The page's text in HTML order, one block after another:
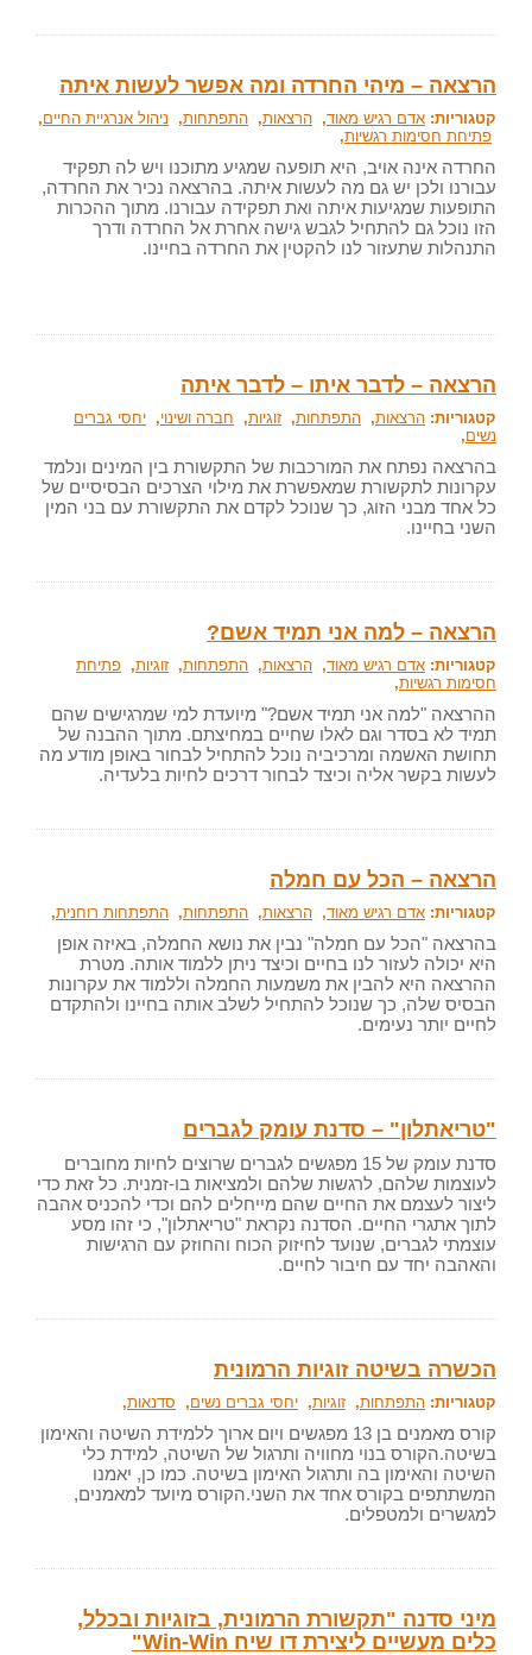
הרצאה – מיהי החרדה ומה אפשר לעשות איתה
קטגוריות: אדם רגיש מאוד, הרצאות, התפתחות, ניהול אנרגיית החיים,
פתיחת חסימות רגשיות,
החרדה אינה אויב, היא תופעה שמגיע מתוכנו ויש לה תפקיד
עבורנו ולכן יש גם מה לעשות איתה. בהרצאה נכיר את החרדה,
התופעות שמגיעות איתה ואת תפקידה עבורנו. מתוך ההכרות
הזו נוכל גם להתחיל לגבש גישה אחרת אל החרדה ודרך
התנהלות שתעזור לנו להקטין את החרדה בחיינו.
הרצאה – לדבר איתו – לדבר איתה
קטגוריות: הרצאות, התפתחות, זוגיות, חברה ושינוי, יחסי גברים
נשים,
בהרצאה נפתח את המורכבות של התקשורת בין המינים ונלמד
עקרונות לתקשורת שמאפשרת את מילוי הצרכים הבסיסיים של
כל אחד מבני הזוג, כך שנוכל לקדם את התקשורת עם בני המין
השני בחיינו.
הרצאה – למה אני תמיד אשם?
קטגוריות: אדם רגיש מאוד, הרצאות, התפתחות, זוגיות, פתיחת
חסימות רגשיות,
ההרצאה "למה אני תמיד אשם?" מיועדת למי שמרגישים שהם
תמיד לא בסדר וגם לאלו שחיים במחיצתם. מתוך ההבנה של
תחושת האשמה ומרכיביה נוכל להתחיל לבחור באופן מודע מה
לעשות בקשר אליה וכיצד לבחור דרכים לחיות בלעדיה.
הרצאה – הכל עם חמלה
קטגוריות: אדם רגיש מאוד, הרצאות, התפתחות, התפתחות רוחנית,
בהרצאה "הכל עם חמלה" נבין את נושא החמלה, באיזה אופן
היא יכולה לעזור לנו בחיים וכיצד ניתן ללמוד אותה. מטרת
ההרצאה היא להבין את משמעות החמלה וללמוד את עקרונות
הבסיס שלה, כך שנוכל להתחיל לשלב אותה בחיינו ולהתקדם
לחיים יותר נעימים.
"טריאתלון" – סדנת עומק לגברים
סדנת עומק של 15 מפגשים לגברים שרוצים לחיות מחוברים
לעוצמות שלהם, לרגשות שלהם ולמציאות בו-זמנית. כל זאת כדי
ליצור לעצמם את החיים שהם מייחלים להם וכדי להכניס אהבה
לתוך אתגרי החיים. הסדנה נקראת "טריאתלון", כי זהו מסע
עוצמתי לגברים, שנועד לחיזוק הכוח והחוזק עם הרגישות
והאהבה יחד עם חיבור לחיים.
הכשרה בשיטה זוגיות הרמונית
קטגוריות: התפתחות, זוגיות, יחסי גברים נשים, סדנאות,
קורס מאמנים בן 13 מפגשים ויום ארוך ללמידת השיטה והאימון
בשיטה.הקורס בנוי מחוויה ותרגול של השיטה, למידת כלי
השיטה והאימון בה ותרגול האימון בשיטה. כמו כן, יאמנו
המשתתפים בקורס אחד את השני.הקורס מיועד למאמנים,
למגשרים ולמטפלים.
מיני סדנה "תקשורת הרמונית, בזוגיות ובכלל,
כלים מעשיים ליצירת דו שיח Win-Win"